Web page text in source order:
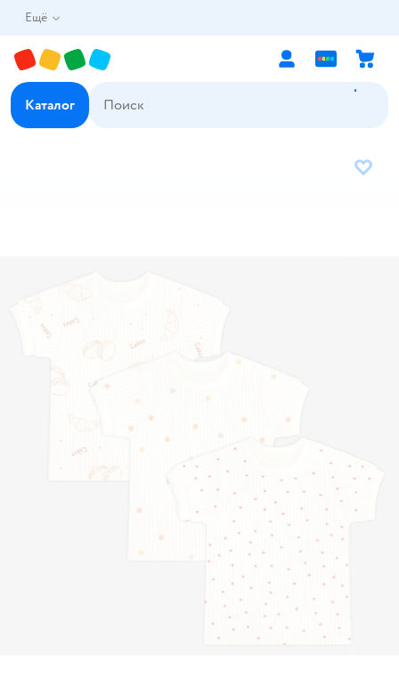
Ещё
Каталог
В